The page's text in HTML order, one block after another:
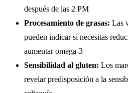
después de las 2 PM
Procesamiento de grasas: Las
pueden indicar si necesitas
aumentar omega-3
Sensibilidad al gluten: Los
revelar predisposición a la